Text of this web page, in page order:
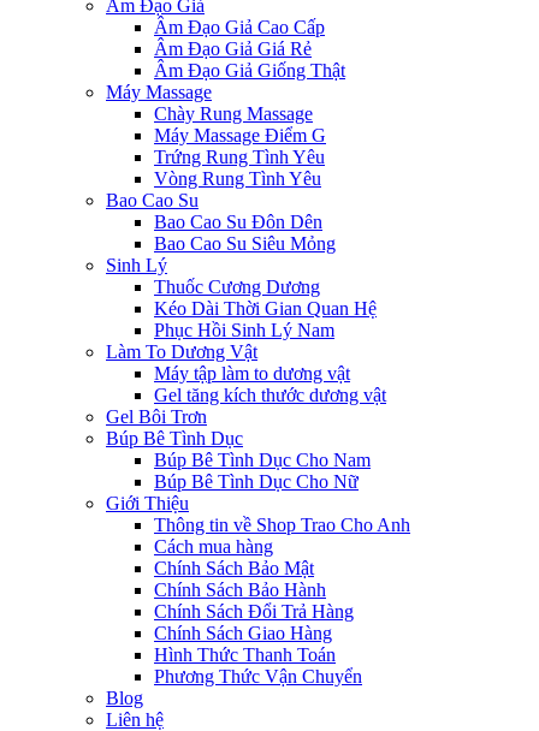
Âm Đạo Giả
Âm Đạo Giả Cao Cấp
Âm Đạo Giả Giá Rẻ
Âm Đạo Giả Giống Thật
Máy Massage
Chày Rung Massage
Máy Massage Điểm G
Trứng Rung Tình Yêu
Vòng Rung Tình Yêu
Bao Cao Su
Bao Cao Su Đôn Dên
Bao Cao Su Siêu Mỏng
Sinh Lý
Thuốc Cương Dương
Kéo Dài Thời Gian Quan Hệ
Phục Hồi Sinh Lý Nam
Làm To Dương Vật
Máy tập làm to dương vật
Gel tăng kích thước dương vật
Gel Bôi Trơn
Búp Bê Tình Dục
Búp Bê Tình Dục Cho Nam
Búp Bê Tình Dục Cho Nữ
Giới Thiệu
Thông tin về Shop Trao Cho Anh
Cách mua hàng
Chính Sách Bảo Mật
Chính Sách Bảo Hành
Chính Sách Đổi Trả Hàng
Chính Sách Giao Hàng
Hình Thức Thanh Toán
Phương Thức Vận Chuyển
Blog
Liên hệ